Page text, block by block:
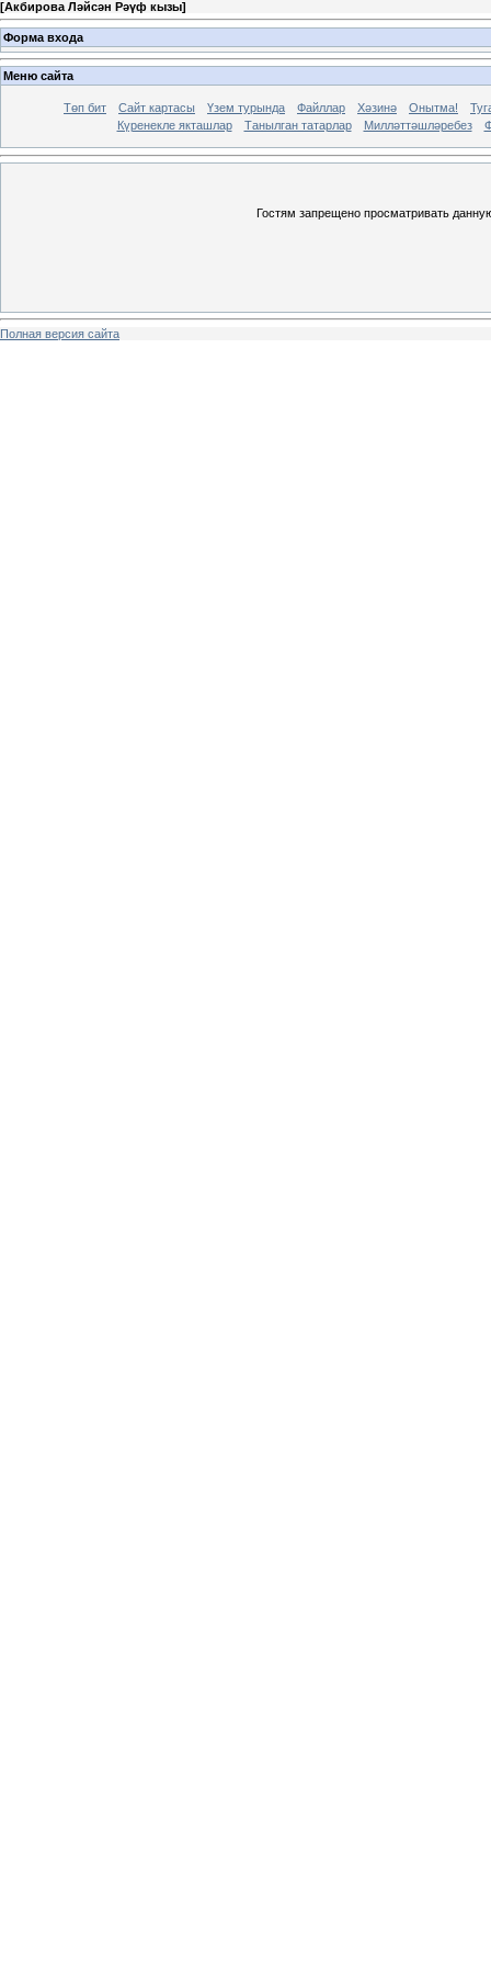
[Акбирова Ләйсән Рәүф кызы]
Форма входа
Меню сайта
Төп бит Сайт картасы Үзем турында Файллар Хәзинә Онытма!
Күренекле якташлар
Танылган татарлар Милләттәшләребез
Гостям запрещено просматривать
Полная версия сайта